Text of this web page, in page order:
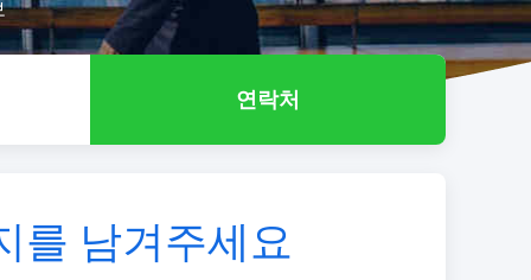
연락처
를 남겨주세요